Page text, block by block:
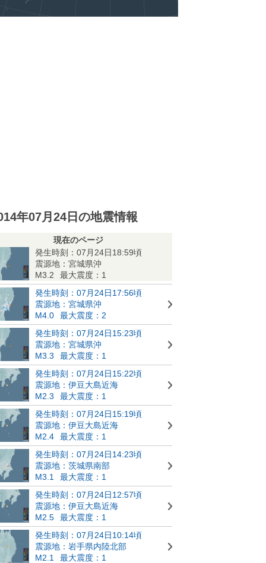
年07月24日の地震情報
現在のページ
発生時刻：07月24日18:59頃
震源地：宮城県沖
M3.2
最大震度：1
発生時刻：07月24日17:56頃
震源地：宮城県沖
M4.0
最大震度：2
発生時刻：07月24日15:23頃
震源地：宮城県沖
M3.3
最大震度：1
発生時刻：07月24日15:22頃
震源地：伊豆大島近海
M2.3
最大震度：1
発生時刻：07月24日15:19頃
震源地：伊豆大島近海
M2.4
最大震度：1
発生時刻：07月24日14:23頃
震源地：茨城県南部
M3.1
最大震度：1
発生時刻：07月24日12:57頃
震源地：伊豆大島近海
M2.5
最大震度：1
発生時刻：07月24日10:14頃
震源地：岩手県内陸北部
M2.1
最大震度：1